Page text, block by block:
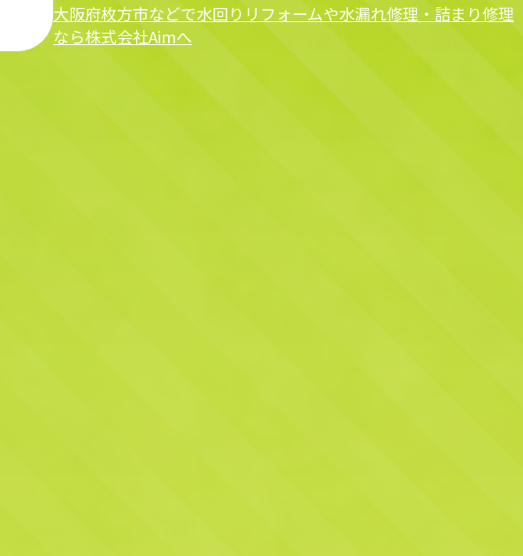
大阪府枚方市などで水回りリフォームや水漏れ修理・詰まり修理
なら株式会社Aimへ